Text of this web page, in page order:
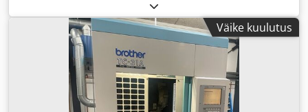
, sisendpinge:
vool:kolmefaasiline, edasi pikkus X-telg:150 mm,
toitesammu pikkus Y-teljel:
100 mm, Väike kuulutus